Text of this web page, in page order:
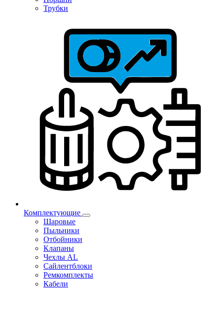
Трубки
Комплектующие
Шаровые
Пыльники
Отбойники
Клапаны
Чехлы AL
Сайлентблоки
Ремкомплекты
Кабели